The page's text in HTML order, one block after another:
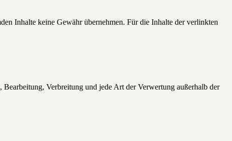
Inhalte keine Gewähr übernehmen. Für die Inhalte der verlinkten
Verbreitung und jede Art der Verwertung außerhalb der